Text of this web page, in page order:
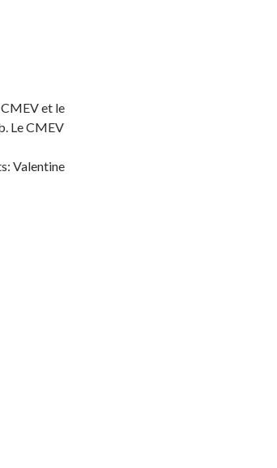
CMEV et le
Le CMEV
Valentine